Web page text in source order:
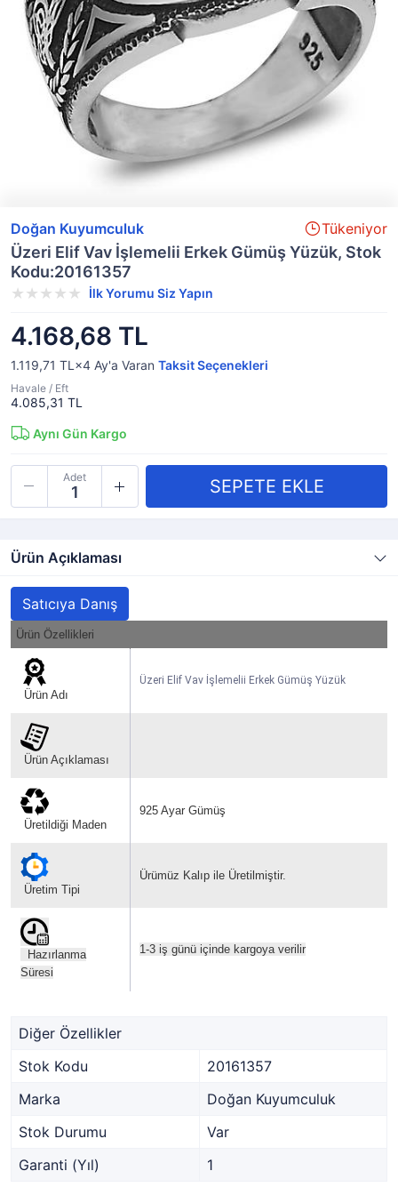
Doğan Kuyumculuk Tükeniyor
Üzeri Elif Vav İşlemelii Erkek Gümüş Yüzük, Stok
Kodu:20161357
İlk Yorumu Siz Yapın
4.168,68 TL
1.119,71 TL×4 Ay'a Varan Taksit Seçenekleri
Havale / Eft
4.085,31 TL
Aynı Gün Kargo
Adet
Ürün Açıklaması
Satıcıya Danış
Ürün Özellikleri
Ürün Adı
Üzeri Elif Vav İşlemelii Erkek Gümüş Yüzük
Ürün Açıklaması
Üretildiği Maden
925 Ayar Gümüş
Üretim Tipi
Ürümüz Kalıp ile Üretilmiştir.
Hazırlanma
Süresi
1-3 iş günü içinde kargoya verilir
Diğer Özellikler
Stok Kodu
20161357
Marka
Doğan Kuyumculuk
Stok Durumu
Var
Garanti (Yıl)
1